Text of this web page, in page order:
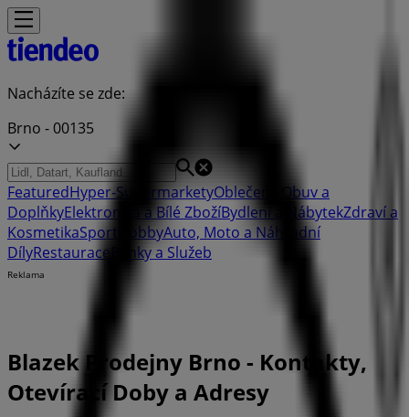
Nacházíte se zde:
Brno - 00135
FeaturedHyper-SupermarketyOblečení, Obuv a
DoplňkyElektronika a Bílé ZbožíBydlení a NábytekZdraví a
KosmetikaSport HobbyAuto, Moto a Náhradní
DílyRestaurace Banky a Služeb
Reklama
Blazek Prodejny Brno - Kontakty,
Otevírací Doby a Adresy